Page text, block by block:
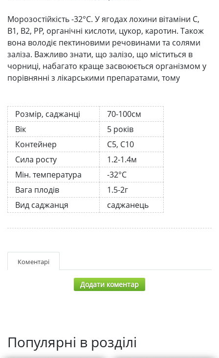
Морозостійкість -32°С. У ягодах лохини вітаміни С,
В1, В2, РР, органічні кислоти, цукор, каротин. Також
вона володіє пектиновими речовинами та солями
заліза. Важливо знати, що залізо, що міститься в
чорниці, набагато краще засвоюється організмом у
порівнянні з лікарськими препаратами, тому
Розмір, саджанці
70-100см
Вік
5 років
Контейнер
С5, С10
Сила росту
1.2-1.4м
Мін. температура
-32°C
Вага плодів
1.5-2г
Вид саджанця
саджанець
Коментарі
Додати коментар
Популярні в розділі